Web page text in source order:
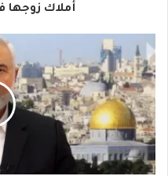
إ
ل
ك
ت
ر
و
أملاك زوجها